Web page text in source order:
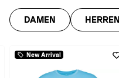
DAMEN HERREN
New Arrival